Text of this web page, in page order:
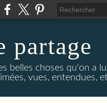
partage
choses qu'on a
vues, entendues,